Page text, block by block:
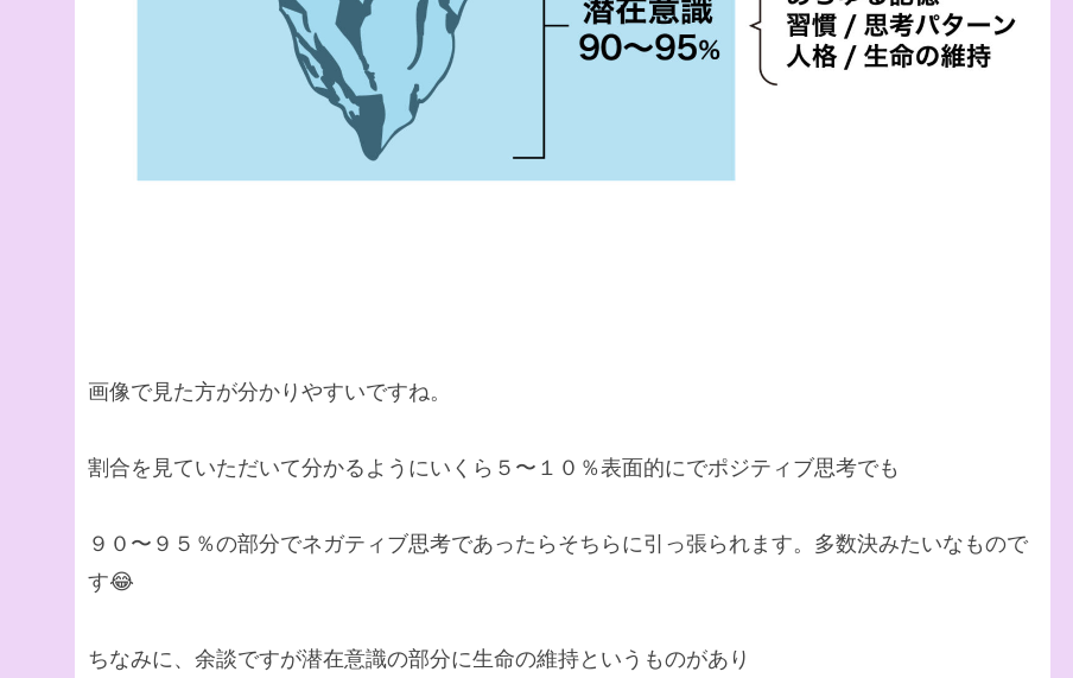
画像で見た方が分かりやすいですね。
割合を見ていただいて分かるようにいくら５〜１０％表面的にでポジティブ思考でも
９０〜９５％の部分でネガティブ思考であったらそちらに引っ張られます。多数決みたいなもので
す😂
ちなみに、余談ですが潜在意識の部分に生命の維持というものがあり